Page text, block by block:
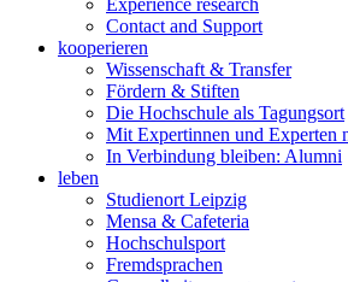
Experience research
Contact and Support
kooperieren
Wissenschaft & Transfer
Fördern & Stiften
Die Hochschule als Tagungsort
Mit Expertinnen und Experten
In Verbindung bleiben: Alumni
leben
Studienort Leipzig
Mensa & Cafeteria
Hochschulsport
Fremdsprachen